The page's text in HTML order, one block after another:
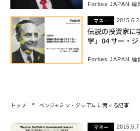
Forbes JAPAN 編
マネー
伝説の投資家に
学」04 サー・
Forbes JAPAN 編
トップ ベンジャミン・グレアム に関する記事
マネー